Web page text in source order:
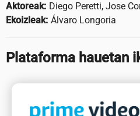
Aktoreak: Diego Peretti, Jose
Ekoizleak: Álvaro Longoria
Plataforma hauetan